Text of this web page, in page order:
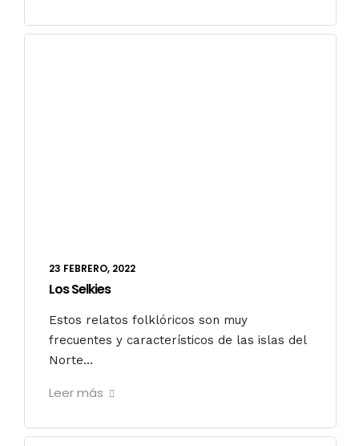
23 FEBRERO, 2022
Los Selkies
Estos relatos folklóricos son muy
frecuentes y característicos de las islas del
Norte...
Leer más